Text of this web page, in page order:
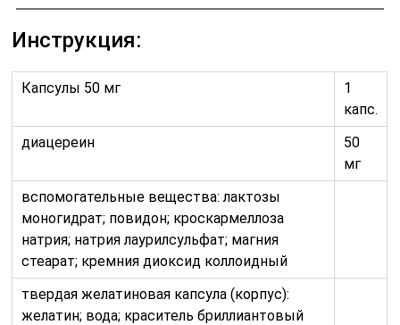
Инструкция:
Капсулы 50 мг
1
капс.
диацереин
50
мг
вспомогательные вещества: лактозы
моногидрат; повидон; кроскармеллоза
натрия; натрия лаурилсульфат; магния
стеарат; кремния диоксид коллоидный
твердая желатиновая капсула (корпус):
желатин; вода; краситель бриллиантовый